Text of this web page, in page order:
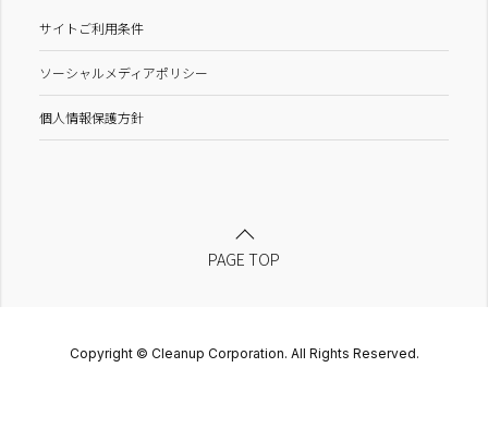
サイトご利用条件
ソーシャルメディアポリシー
個人情報保護方針
PAGE TOP
Copyright © Cleanup Corporation. All Rights Reserved.